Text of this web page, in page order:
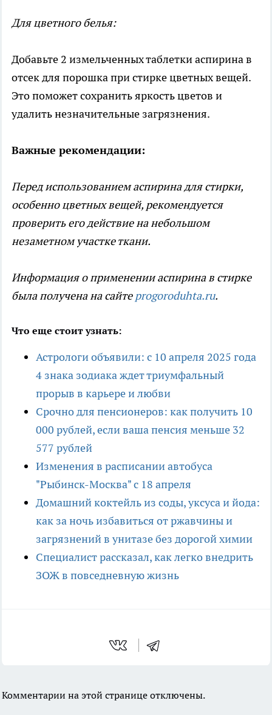
Для цветного белья:
Добавьте 2 измельченных таблетки аспирина в
отсек для порошка при стирке цветных вещей.
Это поможет сохранить яркость цветов и
удалить незначительные загрязнения.
Важные рекомендации:
Перед использованием аспирина для стирки,
особенно цветных вещей, рекомендуется
проверить его действие на небольшом
незаметном участке ткани.
Информация о применении аспирина в стирке
была получена на сайтеprogoroduhta.ru.
Что еще стоит узнать:
Астрологи объявили: с 10 апреля 2025 года
4 знака зодиака ждет триумфальный
прорыв в карьере и любви
Срочно для пенсионеров: как получить 10
000 рублей, если ваша пенсия меньше 32
577 рублей
Изменения в расписании автобуса
"Рыбинск-Москва" с 18 апреля
Домашний коктейль из соды, уксуса и йода:
как за ночь избавиться от ржавчины и
загрязнений в унитазе без дорогой химии
Специалист рассказал, как легко внедрить
ЗОЖ в повседневную жизнь
Комментарии на этой странице отключены.